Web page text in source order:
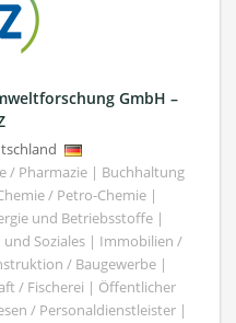
GmbH –
/ Pharmazie | Buchhaltung
/ Petro-Chemie |
und Betriebsstoffe |
Soziales | Immobilien /
/ Baugewerbe |
/ Fischerei | Öffentlicher
/ Personaldienstleister |